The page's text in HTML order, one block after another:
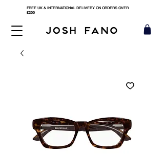
FREE UK & INTERNATIONAL DELIVERY ON ORDERS OVER
£200